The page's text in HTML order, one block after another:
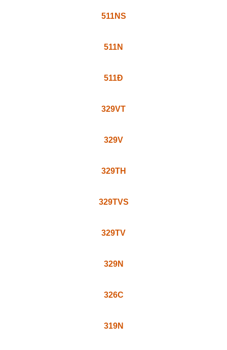
511NS
511N
511Đ
329VT
329V
329TH
329TVS
329TV
329N
326C
319N